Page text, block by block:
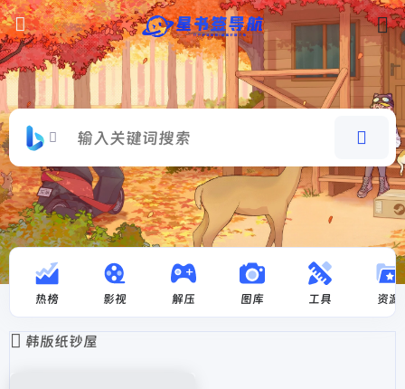
热榜 影视 解压 图库 工具 资源
韩版纸钞屋